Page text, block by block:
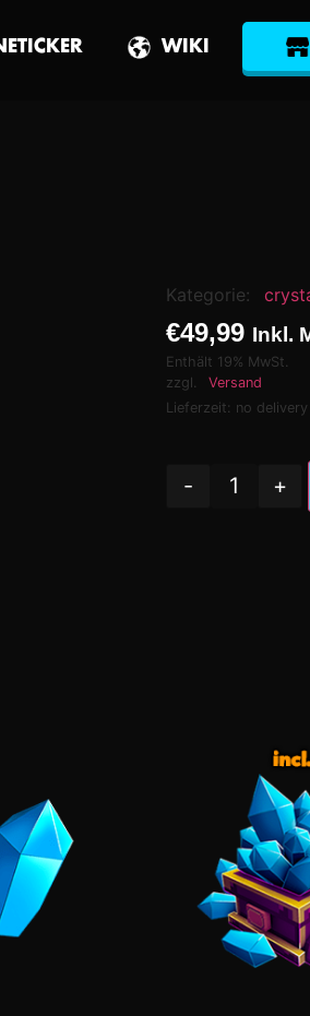
WIKI
Kategorie:
€49,99 Inkl.
Enthält 19% MwSt.
zzgl.
Versand
Lieferzeit: no
- +